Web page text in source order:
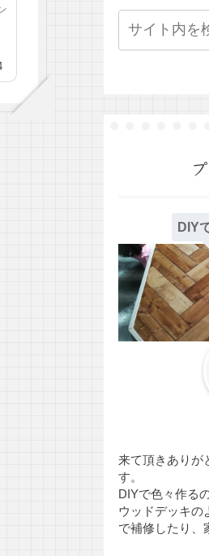
DIY
来て頂きありが
す。
DIYで色々作る
ウッドデッキの
で補修したり、